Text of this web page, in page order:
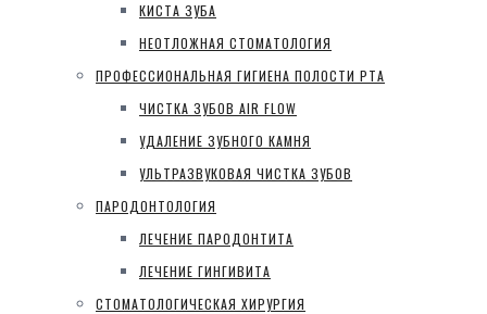
КИСТА ЗУБА
НЕОТЛОЖНАЯ СТОМАТОЛОГИЯ
ПРОФЕССИОНАЛЬНАЯ ГИГИЕНА ПОЛОСТИ РТА
ЧИСТКА ЗУБОВ AIR FLOW
УДАЛЕНИЕ ЗУБНОГО КАМНЯ
УЛЬТРАЗВУКОВАЯ ЧИСТКА ЗУБОВ
ПАРОДОНТОЛОГИЯ
ЛЕЧЕНИЕ ПАРОДОНТИТА
ЛЕЧЕНИЕ ГИНГИВИТА
СТОМАТОЛОГИЧЕСКАЯ ХИРУРГИЯ